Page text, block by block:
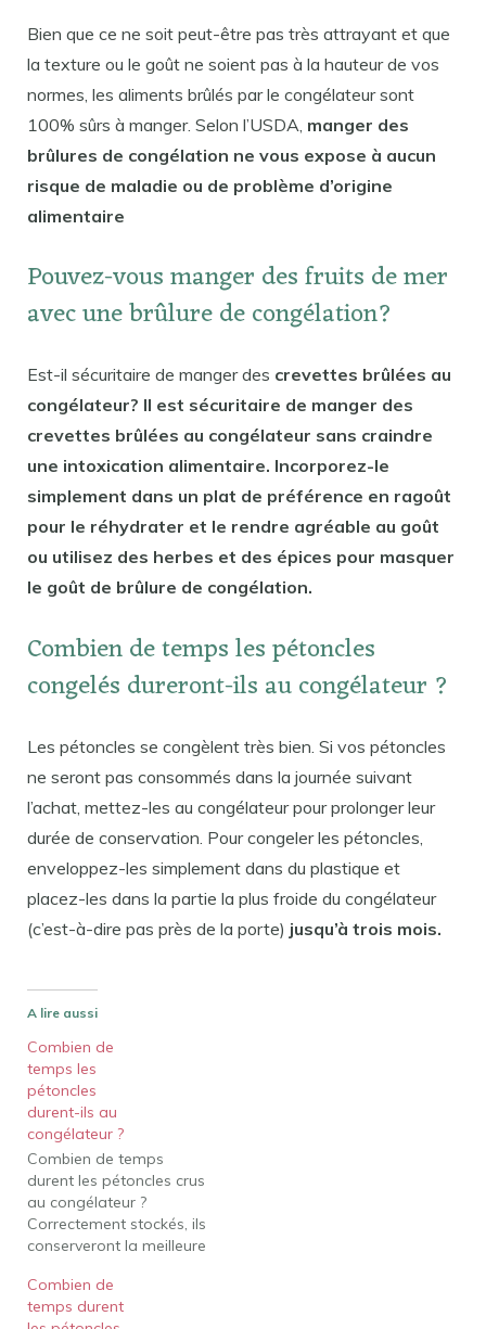
Bien que ce ne soit peut-être pas très attrayant et que
la texture ou le goût ne soient pas à la hauteur de vos
normes, les aliments brûlés par le congélateur sont
100% sûrs à manger. Selon l’USDA, manger des
brûlures de congélation ne vous expose à aucun
risque de maladie ou de problème d’origine
alimentaire
Pouvez-vous manger des fruits de mer
avec une brûlure de congélation?
Est-il sécuritaire de manger des crevettes brûlées au
congélateur? Il est sécuritaire de manger des
crevettes brûlées au congélateur sans craindre
une intoxication alimentaire. Incorporez-le
simplement dans un plat de préférence en ragoût
pour le réhydrater et le rendre agréable au goût
ou utilisez des herbes et des épices pour masquer
le goût de brûlure de congélation.
Combien de temps les pétoncles
congelés dureront-ils au congélateur ?
Les pétoncles se congèlent très bien. Si vos pétoncles
ne seront pas consommés dans la journée suivant
l’achat, mettez-les au congélateur pour prolonger leur
durée de conservation. Pour congeler les pétoncles,
enveloppez-les simplement dans du plastique et
placez-les dans la partie la plus froide du congélateur
(c’est-à-dire pas près de la porte) jusqu’à trois mois.
A lire aussi
Combien de
temps les
pétoncles
durent-ils au
congélateur ?
Combien de temps
durent les pétoncles crus
au congélateur ?
Correctement stockés, ils
conserveront la meilleure
à 6 mois, mais resteront
en sécurité au-delà de
Combien de
temps durent